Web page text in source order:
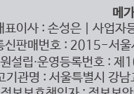
메
표이사 : 손성은 | 사업
신판매번호 : 2015-서
설립∙운영등록번호 :
기관명 : 서울특별시 강